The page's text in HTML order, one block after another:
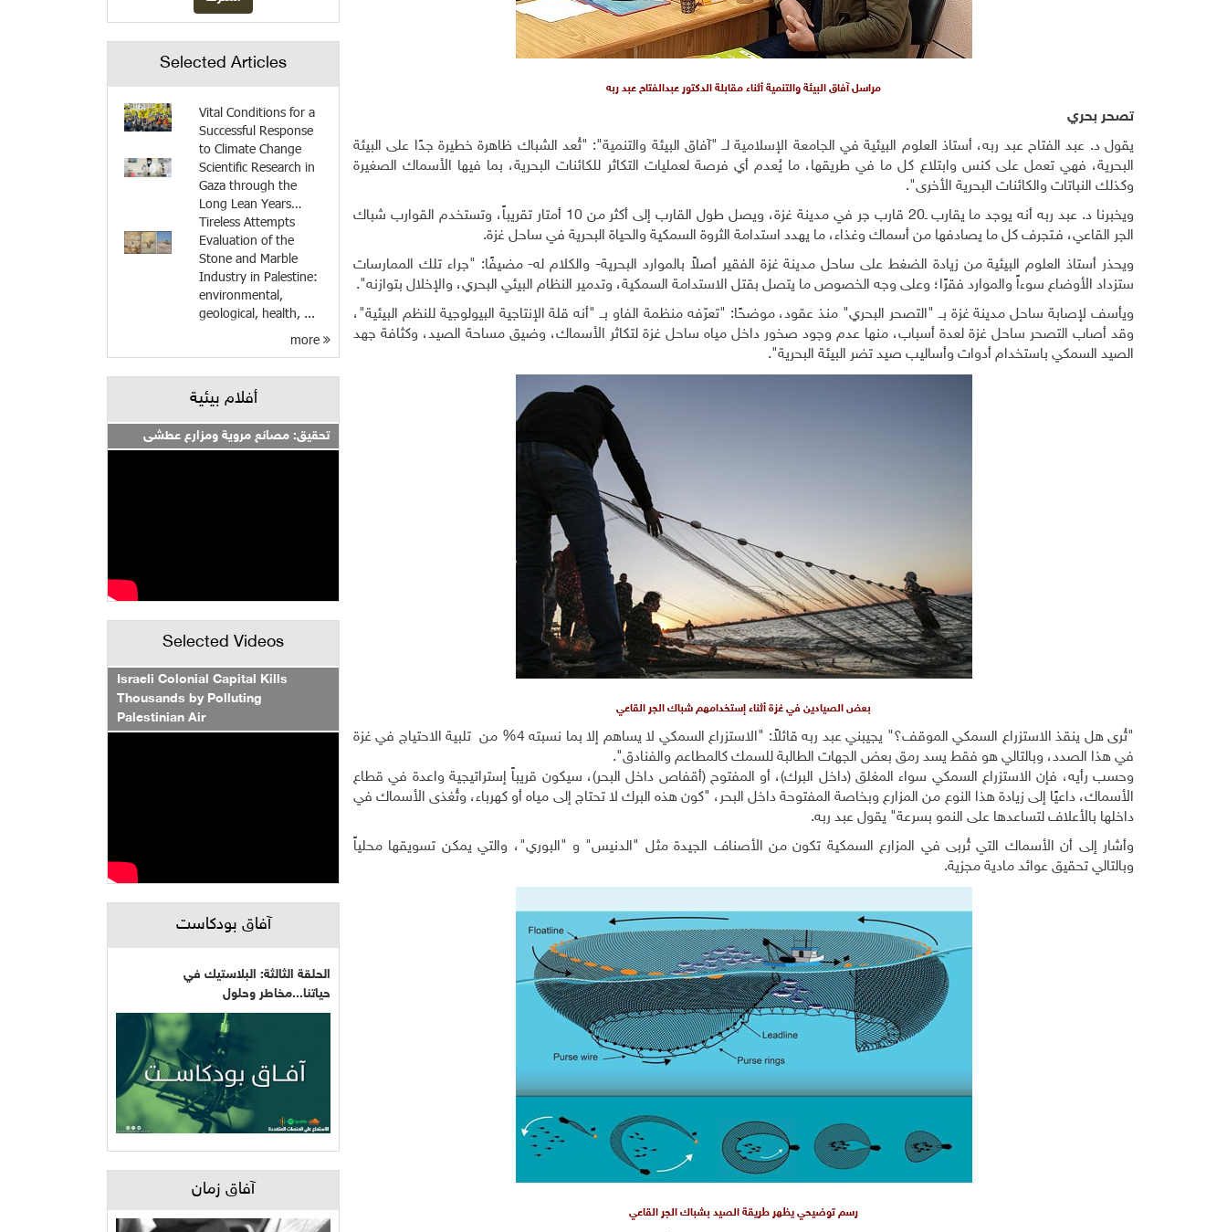
مراسل آفاق البيئة والتنمية أثناء مقابلة الدكتور عبدالفتاح عبد ربه
تصحر بحري
يقول د. عبد الفتاح عبد ربه، أستاذ العلوم البيئية في الجامعة الإسلامية لــ "آفاق البيئة والتنمية": "تُعد الشباك ظاهرة خطيرة جدًا على البيئة
البحرية، فهي تعمل على كنس وابتلاع كل ما في طريقها، ما يُعدم أي فرصة لعمليات التكاثر للكائنات البحرية، بما فيها الأسماك الصغيرة
وكذلك النباتات والكائنات البحرية الأخرى".
ويخبرنا د. عبد ربه أنه يوجد ما يقارب ـ20 قارب جر في مدينة غزة، ويصل طول القارب إلى أكثر من 10 أمتار تقريباً، وتستخدم القوارب شباك
الجر القاعي، فـتجرف كل ما يصادفها من أسماك وغذاء، ما يهدد استدامة الثروة السمكية والحياة البحرية في ساحل غزة.
ويحذر أستاذ العلوم البيئية من زيادة الضغط على ساحل مدينة غزة الفقير أصلاً بالموارد البحرية- والكلام له- مضيفًا: "جراء تلك الممارسات
ستزداد الأوضاع سوءاً والموارد فقرًا؛ وعلى وجه الخصوص ما يتصل بقتل الاستدامة السمكية، وتدمير النظام البيئي البحري، والإخلال بتوازنه".
ويأسف لإصابة ساحل مدينة غزة بــ "التصحر البحري" منذ عقود، موضحًا: "تعرّفه منظمة الفاو بــ "أنه قلة الإنتاجية البيولوجية للنظم البيئية"،
وقد أصاب التصحر ساحل غزة لعدة أسباب، منها عدم وجود صخور داخل مياه ساحل غزة لتكاثر الأسماك، وضيق مساحة الصيد، وكثافة جهد
الصيد السمكي باستخدام أدوات وأساليب صيد تضر البيئة البحرية".
بعض الصيادين في غزة أثناء إستخدامهم شباك الجر القاعي
"تُرى هل ينقذ الاستزراع السمكي الموقف؟" يجيبني عبد ربه قائلاً: "الاستزراع السمكي لا يساهم إلا بما نسبته 4% من تلبية الاحتياج في غزة
في هذا الصدد، وبالتالي هو فقط يسد رمق بعض الجهات الطالبة للسمك كالمطاعم والفنادق".
وحسب رأيه، فإن الاستزراع السمكي سواء المغلق (داخل البرك)، أو المفتوح (أقفاص داخل البحر)، سيكون قريباً إستراتيجية واعدة في قطاع
الأسماك، داعيًا إلى زيادة هذا النوع من المزارع وبخاصة المفتوحة داخل البحر، "كون هذه البرك لا تحتاج إلى مياه أو كهرباء، وتُغذى الأسماك في
داخلها بالأعلاف لتساعدها على النمو بسرعة" يقول عبد ربه.
وأشار إلى أن الأسماك التي تُربى في المزارع السمكية تكون من الأصناف الجيدة مثل "الدنيس" و "البوري"، والتي يمكن تسويقها محلياً
وبالتالي تحقيق عوائد مادية مجزية.
رسم توضيحي يظهر طريقة الصيد بشباك الجر القاعي
Selected Articles
Vital Conditions for a
Successful Response
to Climate Change
Scientific Research in
Gaza through the
Long Lean Years…
Tireless Attempts
Evaluation of the
Stone and Marble
Industry in Palestine:
environmental,
geological, health, ...
أفلام بيئية
تحقيق: مصانع مروية ومزارع عطشى
Selected Videos
Israeli Colonial Capital Kills
Thousands by Polluting
Palestinian Air
آفاق بودكاست
الحلقة الثالثة: البلاستيك في
حياتنا...مخاطر وحلول
آفاق زمان